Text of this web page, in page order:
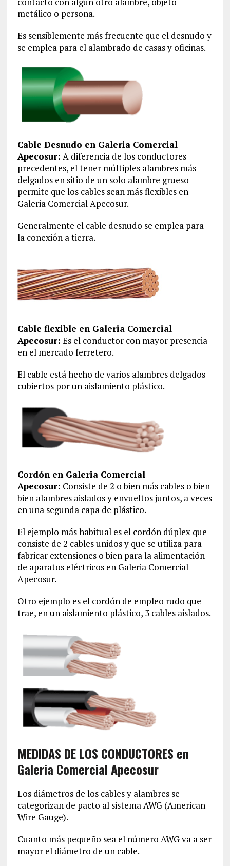
metálico o persona.
Es sensiblemente más frecuente que el desnudo y
se emplea para el alambrado de casas y oficinas.
Cable Desnudo en Galeria Comercial
Apecosur: A diferencia de los conductores
precedentes, el tener múltiples alambres más
delgados en sitio de un solo alambre grueso
permite que los cables sean más flexibles en
Galeria Comercial Apecosur.
Generalmente el cable desnudo se emplea para
la conexión a tierra.
Cable flexible en Galeria Comercial
Apecosur: Es el conductor con mayor presencia
en el mercado ferretero.
El cable está hecho de varios alambres delgados
cubiertos por un aislamiento plástico.
Cordón en Galeria Comercial
Apecosur: Consiste de 2 o bien más cables o bien
bien alambres aislados y envueltos juntos, a veces
en una segunda capa de plástico.
El ejemplo más habitual es el cordón dúplex que
consiste de 2 cables unidos y que se utiliza para
fabricar extensiones o bien para la alimentación
de aparatos eléctricos en Galeria Comercial
Apecosur.
Otro ejemplo es el cordón de empleo rudo que
trae, en un aislamiento plástico, 3 cables aislados.
MEDIDAS DE LOS CONDUCTORES en
Galeria Comercial Apecosur
Los diámetros de los cables y alambres se
categorizan de pacto al sistema AWG (American
Wire Gauge).
Cuanto más pequeño sea el número AWG va a ser
mayor el diámetro de un cable.